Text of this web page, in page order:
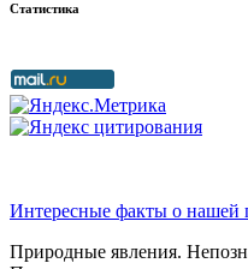
Статистика
Интересные факты о нашей
Природные явления.